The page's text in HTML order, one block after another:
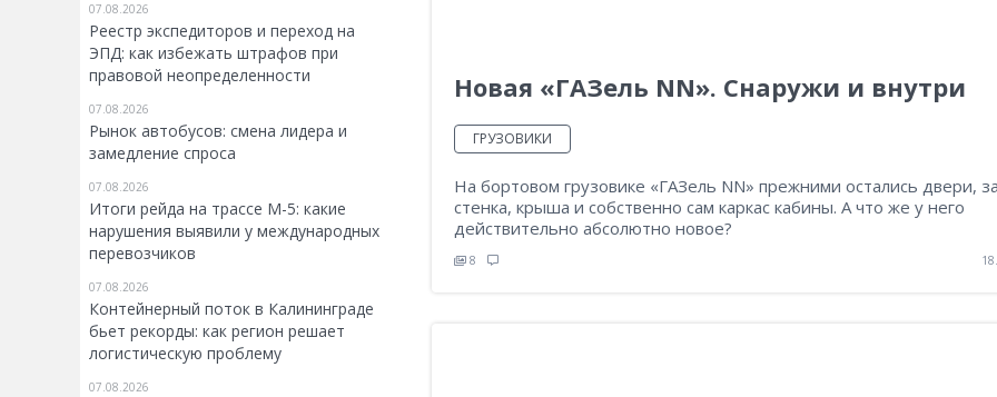
07.08.2026
Реестр экспедиторов и переход на
ЭПД: как избежать штрафов при
правовой неопределенности
07.08.2026
Рынок автобусов: смена лидера и
замедление спроса
07.08.2026
Итоги рейда на трассе М-5: какие
нарушения выявили у международных
перевозчиков
07.08.2026
Контейнерный поток в Калининграде
бьет рекорды: как регион решает
логистическую проблему
07.08.2026
Новая «ГАЗель NN». Снаружи и внутри
ГРУЗОВИКИ
На бортовом грузовике «ГАЗель NN» прежними остались двери,
стенка, крыша и собственно сам каркас кабины. А что же у него
действительно абсолютно новое?
8